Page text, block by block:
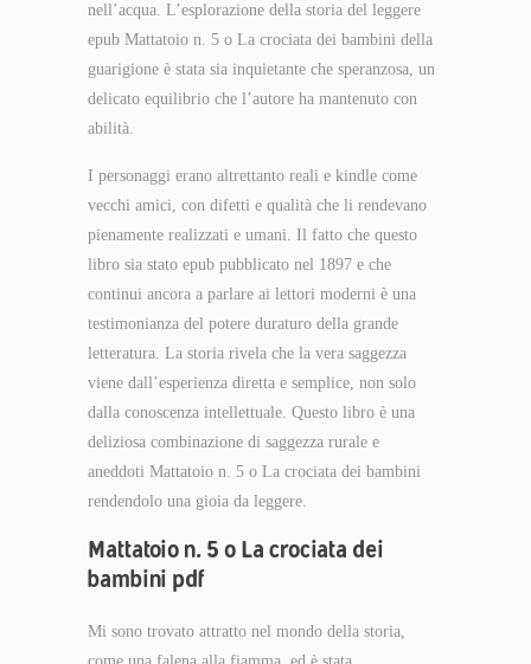
nell’acqua. L’esplorazione della storia del leggere
epub Mattatoio n. 5 o La crociata dei bambini della
guarigione è stata sia inquietante che speranzosa, un
delicato equilibrio che l’autore ha mantenuto con
abilità.
I personaggi erano altrettanto reali e kindle come
vecchi amici, con difetti e qualità che li rendevano
pienamente realizzati e umani. Il fatto che questo
libro sia stato epub pubblicato nel 1897 e che
continui ancora a parlare ai lettori moderni è una
testimonianza del potere duraturo della grande
letteratura. La storia rivela che la vera saggezza
viene dall’esperienza diretta e semplice, non solo
dalla conoscenza intellettuale. Questo libro è una
deliziosa combinazione di saggezza rurale e
aneddoti Mattatoio n. 5 o La crociata dei bambini
rendendolo una gioia da leggere.
Mattatoio n. 5 o La crociata dei
bambini pdf
Mi sono trovato attratto nel mondo della storia,